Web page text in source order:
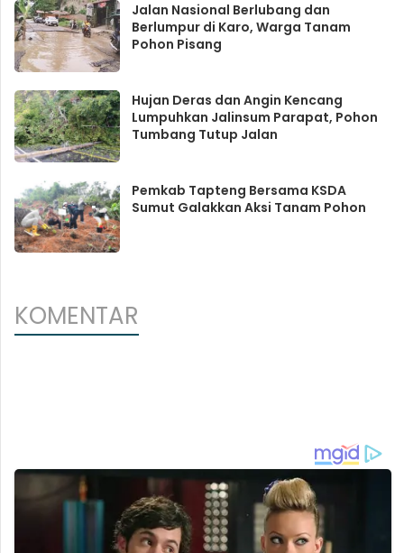
Jalan Nasional Berlubang dan
Berlumpur di Karo, Warga Tanam
Pohon Pisang
Hujan Deras dan Angin Kencang
Lumpuhkan Jalinsum Parapat, Pohon
Tumbang Tutup Jalan
Pemkab Tapteng Bersama KSDA
Sumut Galakkan Aksi Tanam Pohon
KOMENTAR